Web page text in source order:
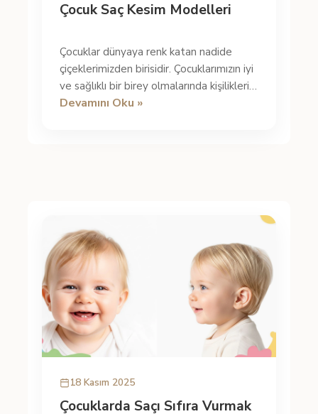
Çocuk Saç Kesim Modelleri
Çocuklar dünyaya renk katan nadide
çiçeklerimizden birisidir. Çocuklarımızın iyi
ve sağlıklı bir birey olmalarında kişiliklerini
geliştirmelerine k...
Devamını Oku »
18 Kasım 2025
Çocuklarda Saçı Sıfıra Vurmak